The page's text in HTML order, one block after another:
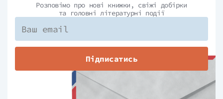
Розповімо про нові книжки, свіжі добірки
та головні літературні події
Підписатись